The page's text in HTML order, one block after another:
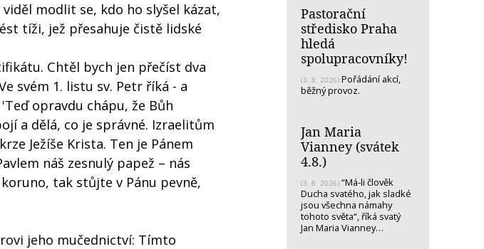
modlit se, kdo ho slyšel kázat,
tíži, jež přesahuje čistě lidské
Chtěl bych jen přečíst dva
svém 1. listu sv. Petr říká - a
opravdu chápu, že Bůh
a dělá, co je správné. Izraelitům
Ježíše Krista. Ten je Pánem
náš zesnulý papež – nás
tak stůjte v Pánu pevně,
jeho mučednictví: Tímto
Pastorační
středisko Praha
hledá
spolupracovníky!
(3. 8. 2026) Pořádání akcí,
běžný provoz.
Jan Maria
Vianney (svátek
4.8.)
(3. 8. 2026) “Má-li člověk
Ducha svatého, jak sladké
jsou všechna námahy
tohoto světa“, říká svatý
Jan Maria Vianney…